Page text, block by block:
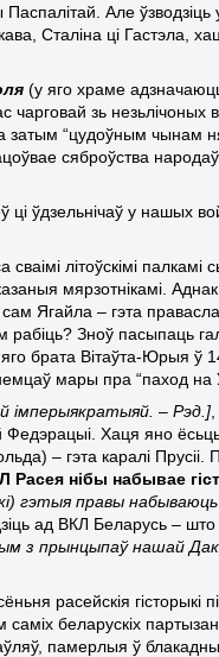
Але ўзводзіць у
Сталіна ці Гастэла,
(у яго храме
чарговай зь
затым “цудоўным
сяброўства
ці ўдзельнічаў у нашых
сваімі літоўскімі
мярзотнікамі.
Ягайла – гэта
Зноў пасыпаць
брата Вітаўта-Юрыя ў
мары пра “паход на
імперыякратыяй. – Рэд.]
Хаця яно
– гэта каралі Прусіі.
Расея нібы набывае
гэтыя правы
ад ВКЛ Беларусь – што
з прынцыпаў нашай
расейскія
саміх беларускіх
памерлыя ў